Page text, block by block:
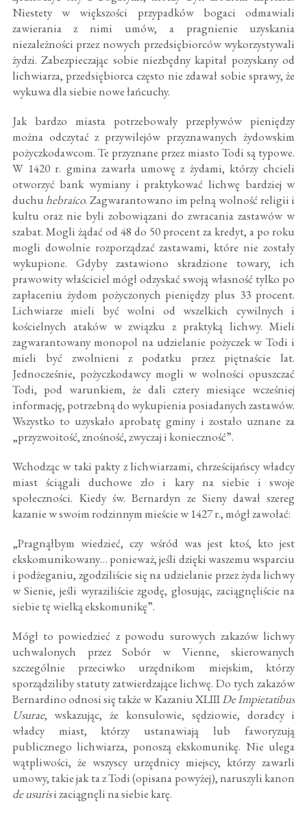
Niestety w większości przypadków bogaci odmawiali
zawierania z nimi umów, a pragnienie uzyskania
niezależności przez nowych przedsiębiorców wykorzystywali
żydzi. Zabezpieczając sobie niezbędny kapitał pozyskany od
lichwiarza, przedsiębiorca często nie zdawał sobie sprawy, że
wykuwa dla siebie nowe łańcuchy.
Jak bardzo miasta potrzebowały przepływów pieniędzy
można odczytać z przywilejów przyznawanych żydowskim
pożyczkodawcom. Te przyznane przez miasto Todi są typowe.
W 1420 r. gmina zawarła umowę z żydami, którzy chcieli
otworzyć bank wymiany i praktykować lichwę bardziej w
duchuhebraico. Zagwarantowano im pełną wolność religii i
kultu oraz nie byli zobowiązani do zwracania zastawów w
szabat. Mogli żądać od 48 do 50 procent za kredyt, a po roku
mogli dowolnie rozporządzać zastawami, które nie zostały
wykupione. Gdyby zastawiono skradzione towary, ich
prawowity właściciel mógł odzyskać swoją własność tylko po
zapłaceniu żydom pożyczonych pieniędzy plus 33 procent.
Lichwiarze mieli być wolni od wszelkich cywilnych i
kościelnych ataków w związku z praktyką lichwy. Mieli
zagwarantowany monopol na udzielanie pożyczek w Todi i
mieli być zwolnieni z podatku przez piętnaście lat.
Jednocześnie, pożyczkodawcy mogli w wolności opuszczać
Todi, pod warunkiem, że dali cztery miesiące wcześniej
informację, potrzebną do wykupienia posiadanych zastawów.
Wszystko to uzyskało aprobatę gminy i zostało uznane za
„przyzwoitość, znośność, zwyczaj i konieczność”.
Wchodząc w taki pakty z lichwiarzami, chrześcijańscy władcy
miast ściągali duchowe zło i kary na siebie i swoje
społeczności. Kiedy św. Bernardyn ze Sieny dawał szereg
kazanie w swoim rodzinnym mieście w 1427 r., mógł zawołać:
„Pragnąłbym wiedzieć, czy wśród was jest ktoś, kto jest
ekskomunikowany… ponieważ, jeśli dzięki waszemu wsparciu
i podżeganiu, zgodziliście się na udzielanie przez żyda lichwy
w Sienie, jeśli wyraziliście zgodę, głosując, zaciągnęliście na
siebie tę wielką ekskomunikę”.
Mógł to powiedzieć z powodu surowych zakazów lichwy
uchwalonych przez Sobór w Vienne, skierowanych
szczególnie przeciwko urzędnikom miejskim, którzy
sporządziliby statuty zatwierdzające lichwę. Do tych zakazów
Bernardino odnosi się także w Kazaniu XLIIIDe Impietatibus
Usurae, wskazując, że konsulowie, sędziowie, doradcy i
władcy miast, którzy ustanawiają lub faworyzują
publicznego lichwiarza, ponoszą ekskomunikę. Nie ulega
wątpliwości, że wszyscy urzędnicy miejscy, którzy zawarli
umowy, takie jak ta z Todi (opisana powyżej), naruszyli kanon
de usurisi zaciągnęli na siebie karę.